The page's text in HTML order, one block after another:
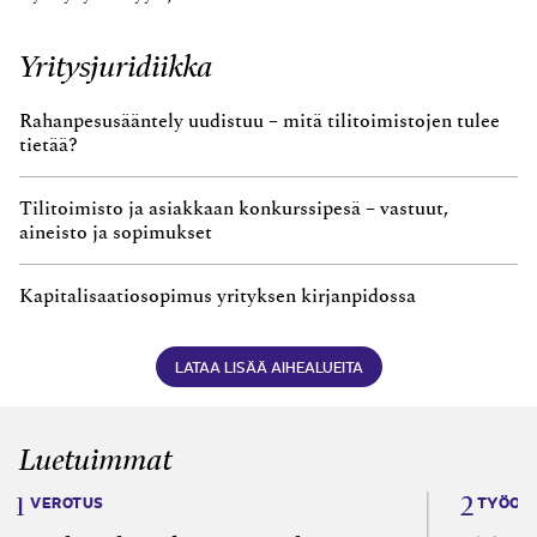
Yritysjuridiikka
Rahanpesusääntely uudistuu – mitä tilitoimistojen tulee
tietää?
Tilitoimisto ja asiakkaan konkurssipesä – vastuut,
aineisto ja sopimukset
Kapitalisaatiosopimus yrityksen kirjanpidossa
LATAA LISÄÄ AIHEALUEITA
Luetuimmat
VEROTUS